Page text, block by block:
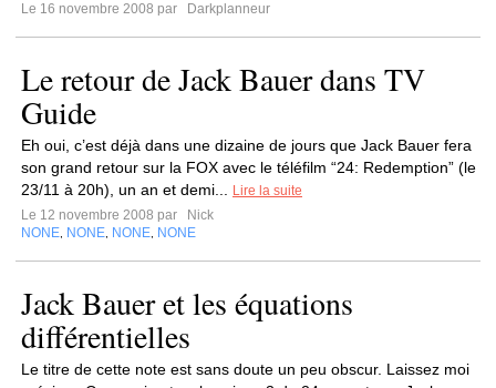
Le 16 novembre 2008 par
Darkplanneur
Le retour de Jack Bauer dans TV
Guide
Eh oui, c’est déjà dans une dizaine de jours que Jack Bauer fera
son grand retour sur la FOX avec le téléfilm “24: Redemption” (le
23/11 à 20h), un an et demi...
Lire la suite
Le 12 novembre 2008 par
Nick
NONE NONE NONE NONE
Jack Bauer et les équations
différentielles
Le titre de cette note est sans doute un peu obscur. Laissez moi